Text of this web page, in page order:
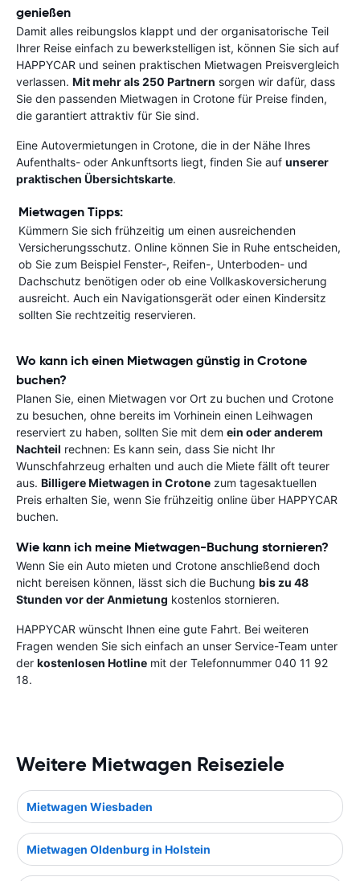
genießen
Damit alles reibungslos klappt und der organisatorische Teil
Ihrer Reise einfach zu bewerkstelligen ist, können Sie sich auf
HAPPYCAR und seinen praktischen Mietwagen Preisvergleich
verlassen. Mit mehr als 250 Partnern sorgen wir dafür, dass
Sie den passenden Mietwagen in Crotone für Preise finden,
die garantiert attraktiv für Sie sind.
Eine Autovermietungen in Crotone, die in der Nähe Ihres
Aufenthalts- oder Ankunftsorts liegt, finden Sie auf unserer
praktischen Übersichtskarte.
Mietwagen Tipps:
Kümmern Sie sich frühzeitig um einen ausreichenden
Versicherungsschutz. Online können Sie in Ruhe entscheiden,
ob Sie zum Beispiel Fenster-, Reifen-, Unterboden- und
Dachschutz benötigen oder ob eine Vollkaskoversicherung
ausreicht. Auch ein Navigationsgerät oder einen Kindersitz
sollten Sie rechtzeitig reservieren.
Wo kann ich einen Mietwagen günstig in Crotone
buchen?
Planen Sie, einen Mietwagen vor Ort zu buchen und Crotone
zu besuchen, ohne bereits im Vorhinein einen Leihwagen
reserviert zu haben, sollten Sie mit dem ein oder anderem
Nachteil rechnen: Es kann sein, dass Sie nicht Ihr
Wunschfahrzeug erhalten und auch die Miete fällt oft teurer
aus. Billigere Mietwagen in Crotone zum tagesaktuellen
Preis erhalten Sie, wenn Sie frühzeitig online über HAPPYCAR
buchen.
Wie kann ich meine Mietwagen-Buchung stornieren?
Wenn Sie ein Auto mieten und Crotone anschließend doch
nicht bereisen können, lässt sich die Buchung bis zu 48
Stunden vor der Anmietung kostenlos stornieren.
HAPPYCAR wünscht Ihnen eine gute Fahrt. Bei weiteren
Fragen wenden Sie sich einfach an unser Service-Team unter
der kostenlosen Hotline mit der Telefonnummer 040 11 92
18.
Weitere Mietwagen Reiseziele
Mietwagen Wiesbaden
Mietwagen Oldenburg in Holstein